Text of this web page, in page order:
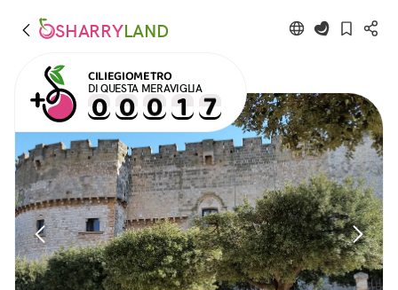
SHARRYLAND
CILIEGIOMETRO
DI QUESTA MERAVIGLIA